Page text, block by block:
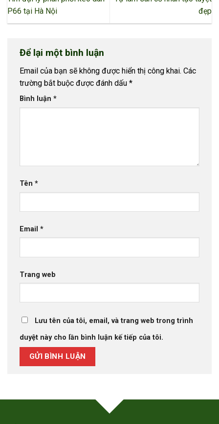
P66 tại Hà Nội
đẹp
Để lại một bình luận
Email của bạn sẽ không được hiển thị công khai. Các
trường bắt buộc được đánh dấu *
Bình luận *
Tên *
Email *
Trang web
Lưu tên của tôi, email, và trang web trong trình
duyệt này cho lần bình luận kế tiếp của tôi.